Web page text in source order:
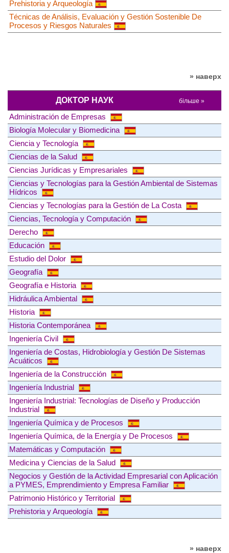
Prehistoria y Arqueología
Técnicas de Análisis, Evaluación y Gestión Sostenible De
Procesos y Riesgos Naturales
» наверх
ДОКТОР НАУК більше »
Administración de Empresas
Biología Molecular y Biomedicina
Ciencia y Tecnología
Ciencias de la Salud
Ciencias Jurídicas y Empresariales
Ciencias y Tecnologías para la Gestión Ambiental de Sistemas
Hídricos
Ciencias y Tecnologías para la Gestión de La Costa
Ciencias, Tecnología y Computación
Derecho
Educación
Estudio del Dolor
Geografía
Geografía e Historia
Hidráulica Ambiental
Historia
Historia Contemporánea
Ingeniería Civil
Ingeniería de Costas, Hidrobiología y Gestión De Sistemas
Acuáticos
Ingeniería de la Construcción
Ingeniería Industrial
Ingeniería Industrial: Tecnologías de Diseño y Producción
Industrial
Ingeniería Química y de Procesos
Ingeniería Química, de la Energía y De Procesos
Matemáticas y Computación
Medicina y Ciencias de la Salud
Negocios y Gestión de la Actividad Empresarial con Aplicación
a PYMES, Emprendimiento y Empresa Familiar
Patrimonio Histórico y Territorial
Prehistoria y Arqueología
» наверх